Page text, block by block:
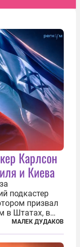
Карлсон
и Киева
подкастер
призвал
в Штатах, в
А также
мигрантов...
МАЛЕК ДУДАКОВ